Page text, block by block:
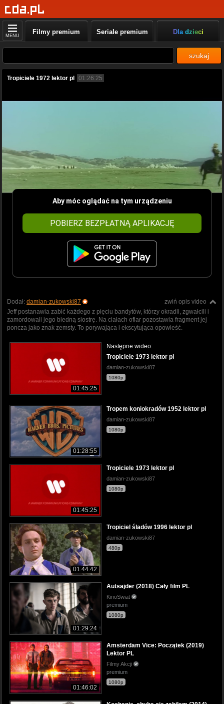
MENU Filmy premium Seriale premium Dla dzieci
szukaj
Tropiciele 1972 lektor pl 01:26:25
Aby móc oglądać na tym urządzeniu
POBIERZ BEZPŁATNĄ APLIKACJĘ
zwiń opis video
Dodał: damian-zukowski87
Jeff postanawia zabić każdego z pięciu bandytów, którzy okradli, zgwałcili i
zamordowali jego biedną siostrę. Na ciałach ofiar pozostawia fragment jej
poncza jako znak zemsty. To porywająca i ekscytująca opowieść.
01:45:25
Następne wideo:
Tropiciele 1973 lektor pl
damian-zukowski87
1080p
01:28:55
Tropem koniokradów 1952 lektor pl
damian-zukowski87
1080p
01:45:25
Tropiciele 1973 lektor pl
damian-zukowski87
1080p
01:44:42
Tropiciel śladów 1996 lektor pl
damian-zukowski87
480p
01:29:24
Autsajder (2018) Cały film PL
KinoSwiat
premium
1080p
01:46:02
Amsterdam Vice: Początek (2019)
Lektor PL
Filmy Akcji
premium
1080p